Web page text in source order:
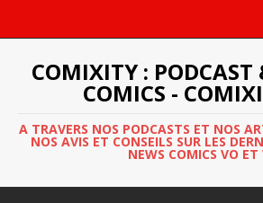
COMIXITY : PODCAST
COMICS -
A TRAVERS NOS PODCASTS ET NOS
NOS AVIS ET CONSEILS SUR LES
NEWS COMICS VO ET